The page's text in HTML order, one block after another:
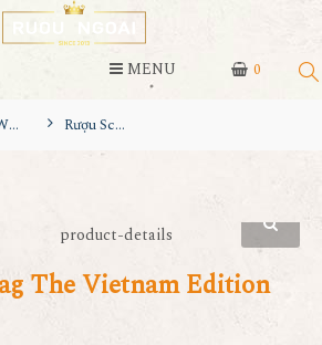
0
MENU
Rượu Whisky Rượu Scallywag The Vietnam Edition Hộp Quà
The Vietnam Edition